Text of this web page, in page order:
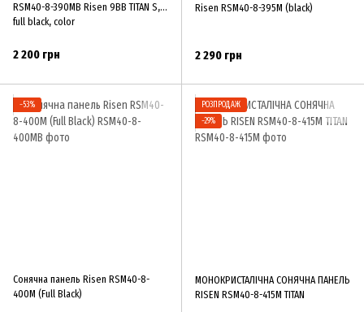
RSM40-8-390MB Risen 9BB TITAN S,
full black, color
2 200 грн
Risen RSM40-8-395M (black)
2 290 грн
−53%
Сонячна панель Risen RSM40-8-
400M (Full Black)
РОЗПРОДАЖ
−29%
МОНОКРИСТАЛІЧНА СОНЯЧНА ПАНЕЛЬ
RISEN RSM40-8-415M TITAN